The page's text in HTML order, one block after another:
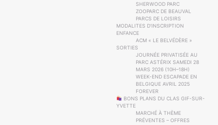
SHERWOOD PARC
ZOOPARC DE BEAUVAL
PARCS DE LOISIRS
MODALITES D’INSCRIPTION
ENFANCE
ACM « LE BELVÉDÈRE »
SORTIES
JOURNÉE PRIVATISÉE AU
PARC ASTÉRIX SAMEDI 28
MARS 2026 (10H–18H)
WEEK-END ESCAPADE EN
BELGIQUE AVRIL 2025
FOREVER
BONS PLANS DU CLAS GIF-SUR-
YVETTE
MARCHÉ À THÈME
PRÉVENTES – OFFRES